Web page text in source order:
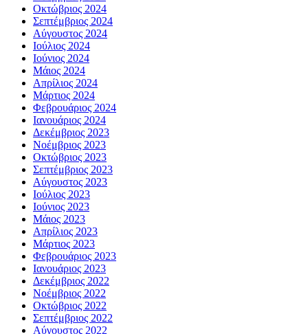
Οκτώβριος 2024
Σεπτέμβριος 2024
Αύγουστος 2024
Ιούλιος 2024
Ιούνιος 2024
Μάιος 2024
Απρίλιος 2024
Μάρτιος 2024
Φεβρουάριος 2024
Ιανουάριος 2024
Δεκέμβριος 2023
Νοέμβριος 2023
Οκτώβριος 2023
Σεπτέμβριος 2023
Αύγουστος 2023
Ιούλιος 2023
Ιούνιος 2023
Μάιος 2023
Απρίλιος 2023
Μάρτιος 2023
Φεβρουάριος 2023
Ιανουάριος 2023
Δεκέμβριος 2022
Νοέμβριος 2022
Οκτώβριος 2022
Σεπτέμβριος 2022
Αύγουστος 2022